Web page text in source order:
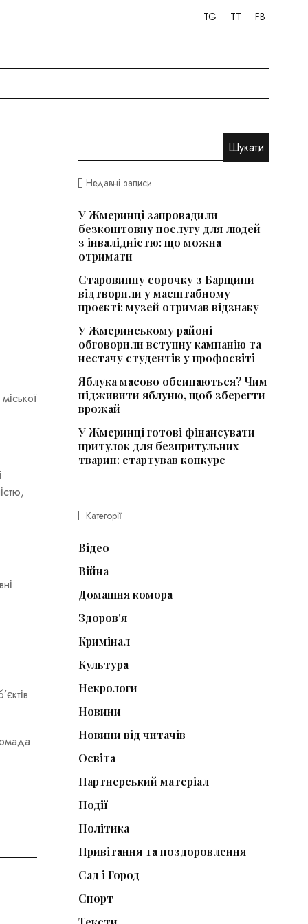
FB
TT
TG
Недавні записи
У Жмеринці запровадили
безкоштовну послугу для людей
з інвалідністю: що можна
отримати
Старовинну сорочку з Барщини
відтворили у масштабному
проєкті: музей отримав відзнаку
У Жмеринському районі
обговорили вступну кампанію та
нестачу студентів у профосвіті
Яблука масово обсипаються? Чим
підживити яблуню, щоб зберегти
врожай
У Жмеринці готові фінансувати
притулок для безпритульних
тварин: стартував конкурс
Категорії
Відео
Війна
Домашня комора
Здоров'я
Кримінал
Культура
Некрологи
Новини
Новини від читачів
Освіта
Партнерський матеріал
Події
Політика
Привітання та поздоровлення
Сад і Город
Спорт